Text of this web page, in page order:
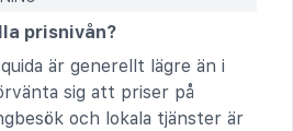
prisnivån?
är generellt lägre än i
sig att priser på
och lokala tjänster är